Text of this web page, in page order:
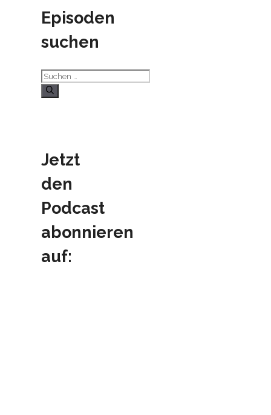
Episoden
suchen
Suchen
nach:
Jetzt
den
Podcast
abonnieren
auf: